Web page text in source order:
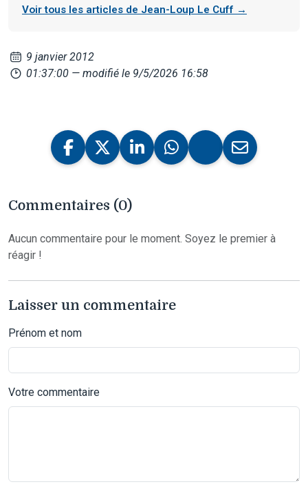
Voir tous les articles de Jean-Loup Le Cuff →
9 janvier 2012
01:37:00 — modifié le 9/5/2026 16:58
Commentaires (0)
Aucun commentaire pour le moment. Soyez le premier à
réagir !
Laisser un commentaire
Prénom et nom
Votre commentaire